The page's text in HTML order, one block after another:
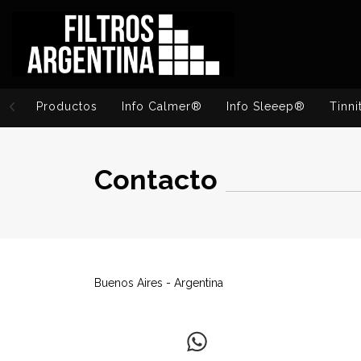
Productos Info Calmer® Info Sleeep®
Contacto
Buenos Aires - Argentina